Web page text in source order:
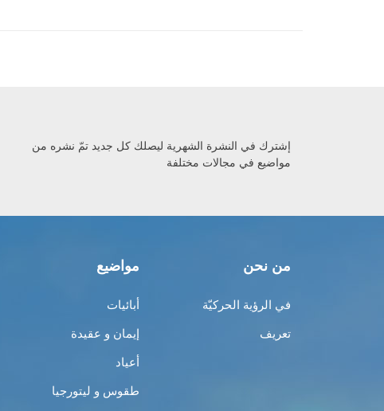
إشترك في النشرة الشهرية ليصلك كل جديد تمّ نشره من
مواضيع في مجالات مختلفة
من نحن
في الرؤية الحركيّة
تعريف
مواضيع
أبائيات
إيمان و عقيدة
أعياد
طقوس و ليتورجيا